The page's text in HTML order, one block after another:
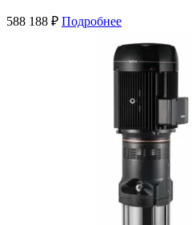
588 188 ₽ Подробнее